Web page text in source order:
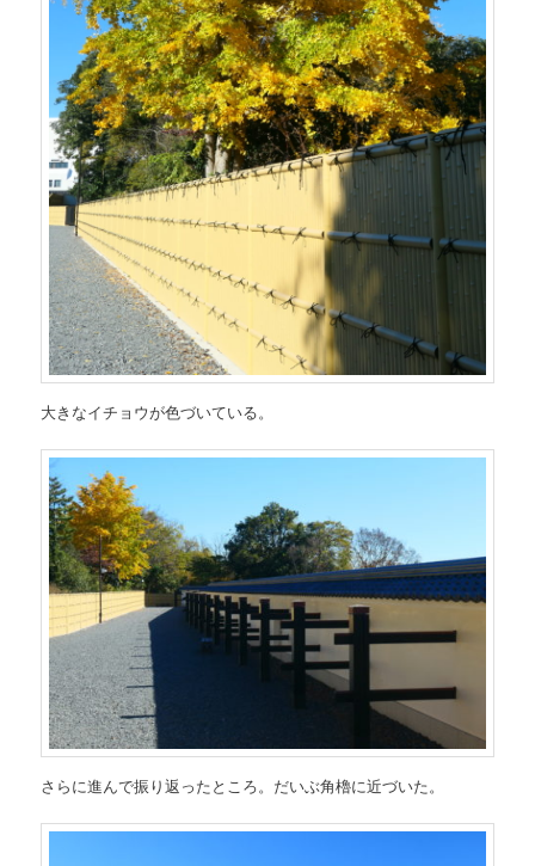
大きなイチョウが色づいている。
さらに進んで振り返ったところ。だいぶ角櫓に近づいた。